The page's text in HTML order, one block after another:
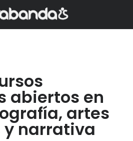
abiertos en
artes
narrativa